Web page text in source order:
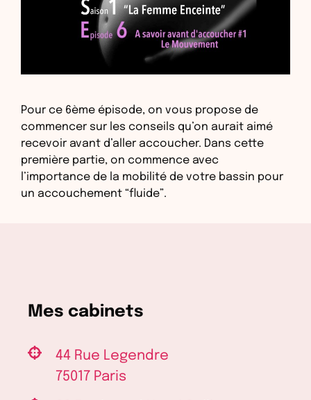
Pour ce 6ème épisode, on vous propose de
commencer sur les conseils qu’on aurait aimé
recevoir avant d’aller accoucher. Dans cette
première partie, on commence avec
l’importance de la mobilité de votre bassin pour
un accouchement “fluide”.
Mes cabinets
44 Rue Legendre
75017 Paris